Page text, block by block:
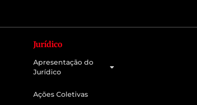
Jurídico
Apresentação do
Jurídico
Ações Coletivas